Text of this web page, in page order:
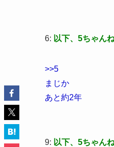
6: 以下、5ちゃん
>>5
まじか
あと約2年
9: 以下、5ちゃん